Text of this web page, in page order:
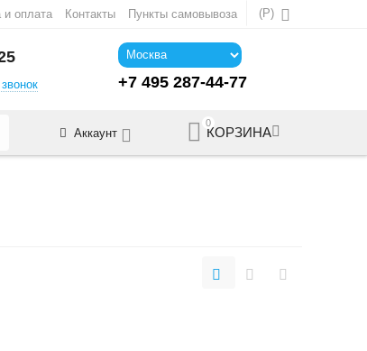
(Р)
и оплата Контакты Пункты самовывоза
+7 495 287-44-77
0
КОРЗИНА
Аккаунт